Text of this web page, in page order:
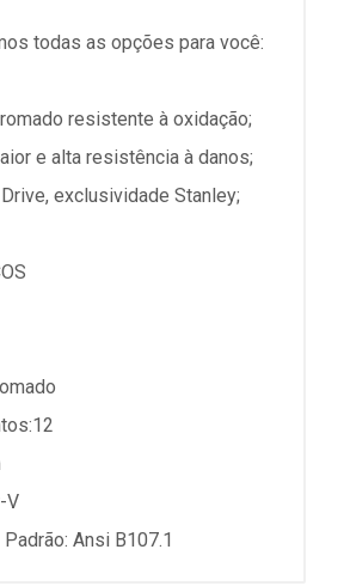
todas as opções para você:
resistente à oxidação;
e alta resistência à danos;
exclusividade Stanley;
V
Ansi B107.1